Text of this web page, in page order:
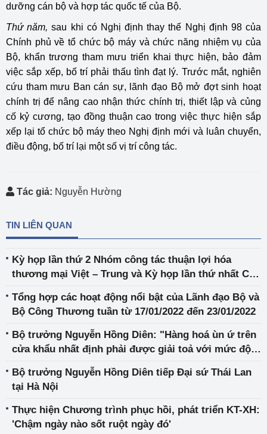
dưỡng cán bộ và hợp tác quốc tế của Bộ.
Thứ năm,sau khi có Nghị định thay thế Nghị định 98 của
Chính phủ về tổ chức bộ máy và chức năng nhiệm vụ của
Bộ, khẩn trương tham mưu triển khai thực hiện, bảo đảm
việc sắp xếp, bố trí phải thấu tình đạt lý. Trước mắt, nghiên
cứu tham mưu Ban cán sự, lãnh đạo Bộ mở đợt sinh hoạt
chính trị để nâng cao nhận thức chính trị, thiết lập và củng
cố kỷ cương, tạo đồng thuận cao trong việc thực hiện sắp
xếp lại tổ chức bộ máy theo Nghị định mới và luân chuyển,
điều động, bố trí lại một số vị trí công tác.
Tác giả: Nguyễn Hường
TIN LIÊN QUAN
Kỳ họp lần thứ 2 Nhóm công tác thuận lợi hóa
thương mại Việt – Trung và Kỳ họp lần thứ nhất Cơ
biên giới Việt – Trung và hợp tác phòng chống dịch
Tổng hợp các hoạt động nổi bật của Lãnh đạo Bộ và
Bộ Công Thương tuần từ 17/01/2022 đến 23/01/2022
Bộ trưởng Nguyễn Hồng Diên: "Hàng hoá ùn ứ trên
cửa khẩu nhất định phải được giải toả với mức độ
Bộ trưởng Nguyễn Hồng Diên tiếp Đại sứ Thái Lan
tại Hà Nội
Thực hiện Chương trình phục hồi, phát triển KT-XH:
'Chậm ngày nào sốt ruột ngày đó'